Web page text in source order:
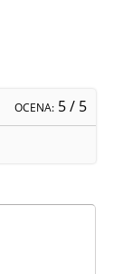
OCENA: 5/ 5